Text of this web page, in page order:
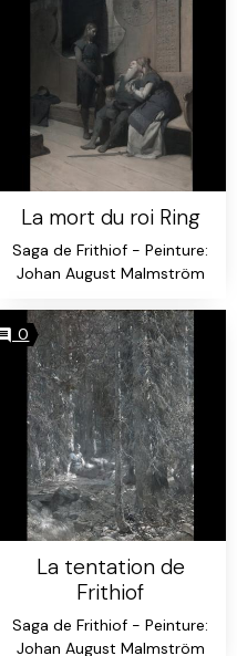
La mort du roi Ring
Saga de Frithiof - Peinture:
Johan August Malmström
0
La tentation de
Frithiof
Saga de Frithiof - Peinture:
Johan August Malmström